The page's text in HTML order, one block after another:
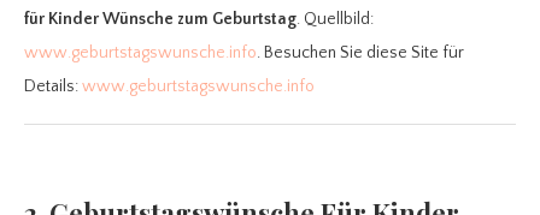
für Kinder Wünsche zum Geburtstag. Quellbild:
www.geburtstagswunsche.info. Besuchen Sie diese Site für
Details:www.geburtstagswunsche.info